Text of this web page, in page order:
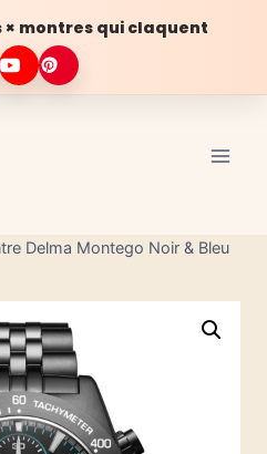
× montres qui claquent
Delma Montego Noir & Bleu